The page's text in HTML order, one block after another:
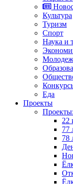
Культура
Туризм
Спорт
Наука и
Еда
Проекты
Проекты:
22
77
78